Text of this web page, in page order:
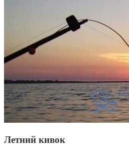
Летний кивок